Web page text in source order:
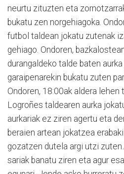
neurtu zituzten eta
bukatu zen norgehiagoka.
futbol taldean jokatu zutenak
gehiago. Ondoren,
durangaldeko talde baten
garaipenarekin bukatu zuten
Ondoren, 18:00ak aldera
Logroñes taldearen aurka
aurkariak ez ziren agertu eta
beraien artean jokatzea
gozatzen dutela argi utzi
sariak banatu ziren eta agur